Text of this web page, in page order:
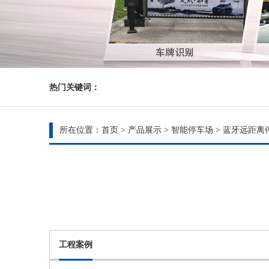
热门关键词：
所在位置： 首页 > 产品展示 > 智能停车场 > 蓝牙远距离
工程案例